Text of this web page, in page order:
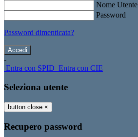
Nome Utente
Password
Password dimenticata?
-
Entra con SPID Entra con CIE
Seleziona utente
button close ×
Recupero password